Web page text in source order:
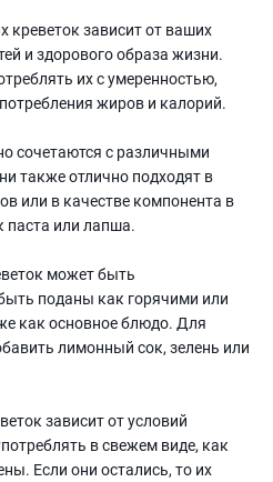
зависит от ваших
и здорового образа жизни.
их с умеренностью,
жиров и калорий.
сочетаются с различными
также отлично подходят в
или в качестве компонента в
паста или лапша.
может быть
поданы как горячими или
как основное блюдо. Для
лимонный сок, зелень или
зависит от условий
в свежем виде, как
Если они остались, то их